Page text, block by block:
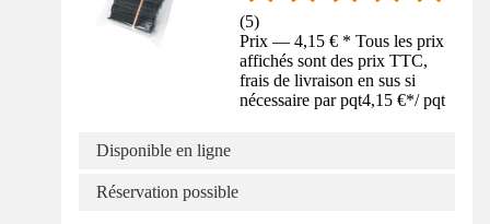
(5)
Prix — 4,15 € * Tous les prix
affichés sont des prix TTC,
frais de livraison en sus si
nécessaire par pqt4,15 €*/ pqt
Disponible en ligne
Réservation possible